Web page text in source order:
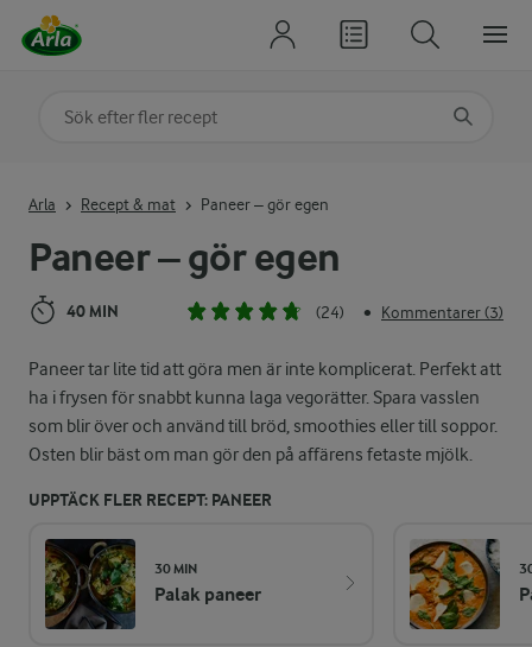
Paneer – gör egen
40 MIN (24) • Kommentarer (3)
Paneer tar lite tid att göra men är inte komplicerat. Perfekt att
ha i frysen för snabbt kunna laga vegorätter. Spara vasslen
som blir över och använd till bröd, smoothies eller till soppor.
Osten blir bäst om man gör den på affärens fetaste mjölk.
UPPTÄCK FLER RECEPT: PANEER
30 MIN
Palak paneer
Arla Recept & mat Paneer – gör egen
Sök på kategori eller ingrediens